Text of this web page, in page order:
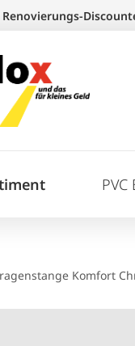
PVC
Komfort